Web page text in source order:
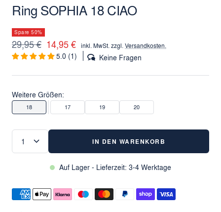
Ring SOPHIA 18 CIAO
Spare 50%
Regulärer
Preis
29,95 € Angebotspreis
14,95 € inkl. MwSt. zzgl. Versandkosten.
5.0 (1) Keine Fragen
Weitere Größen:
18 17 19 20
IN DEN WARENKORB
Auf Lager - Lieferzeit: 3-4 Werktage